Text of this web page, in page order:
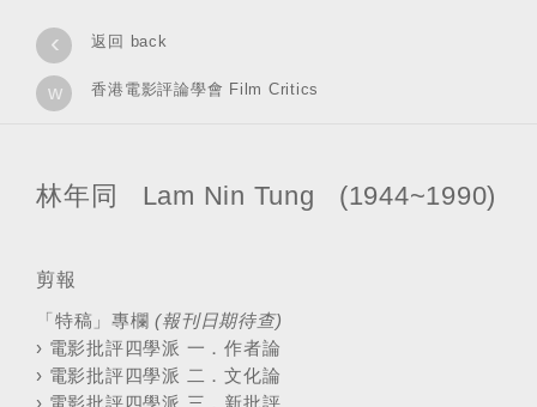
‹ 返回 back
w 香港電影評論學會 Film Critics
林年同 Lam Nin Tung (1944~1990)
剪報
「特稿」專欄 (報刊日期待查)
› 電影批評四學派 一．作者論
› 電影批評四學派 二．文化論
› 電影批評四學派 三．新批評